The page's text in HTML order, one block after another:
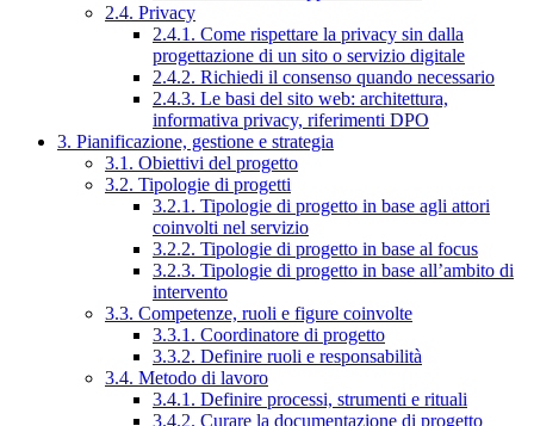
2.4. Privacy
2.4.1. Come rispettare la privacy sin dalla
progettazione di un sito o servizio digitale
2.4.2. Richiedi il consenso quando necessario
2.4.3. Le basi del sito web: architettura,
informativa privacy, riferimenti DPO
3. Pianificazione, gestione e strategia
3.1. Obiettivi del progetto
3.2. Tipologie di progetti
3.2.1. Tipologie di progetto in base agli attori
coinvolti nel servizio
3.2.2. Tipologie di progetto in base al focus
3.2.3. Tipologie di progetto in base all’ambito di
intervento
3.3. Competenze, ruoli e figure coinvolte
3.3.1. Coordinatore di progetto
3.3.2. Definire ruoli e responsabilità
3.4. Metodo di lavoro
3.4.1. Definire processi, strumenti e rituali
3.4.2. Curare la documentazione di progetto